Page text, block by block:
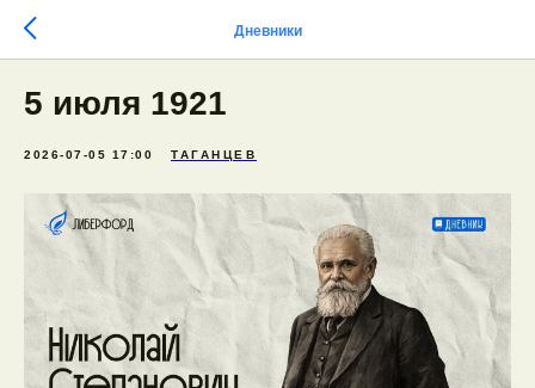
Дневники
5 июля 1921
2026-07-05 17:00 ТАГАНЦЕВ